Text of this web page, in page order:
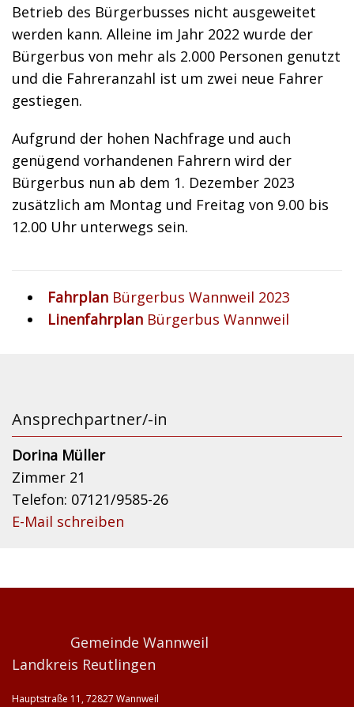
Betrieb des Bürgerbusses nicht ausgeweitet
werden kann. Alleine im Jahr 2022 wurde der
Bürgerbus von mehr als 2.000 Personen genutzt
und die Fahreranzahl ist um zwei neue Fahrer
gestiegen.
Aufgrund der hohen Nachfrage und auch
genügend vorhandenen Fahrern wird der
Bürgerbus nun ab dem 1. Dezember 2023
zusätzlich am Montag und Freitag von 9.00 bis
12.00 Uhr unterwegs sein.
Fahrplan Bürgerbus Wannweil 2023
Linenfahrplan Bürgerbus Wannweil
Ansprechpartner/-in
Dorina Müller
Zimmer 21
Telefon: 07121/9585-26
E-Mail schreiben
Gemeinde Wannweil
Landkreis Reutlingen
Hauptstraße 11, 72827 Wannweil